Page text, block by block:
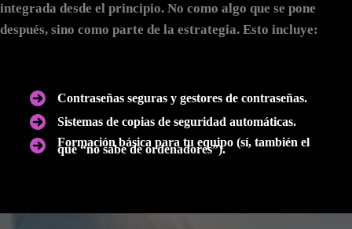
integrada desde el principio. No como algo que se pone
después, sino como parte de la estrategia. Esto incluye:
Contraseñas seguras y gestores de contraseñas.
Sistemas de copias de seguridad automáticas.
Formación básica para tu equipo (sí, también el
que “no sabe de ordenadores”).